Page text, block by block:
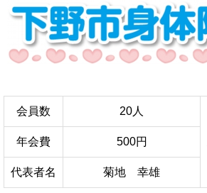
会員数 20人
年会費 500円
代表者名 菊地 幸雄